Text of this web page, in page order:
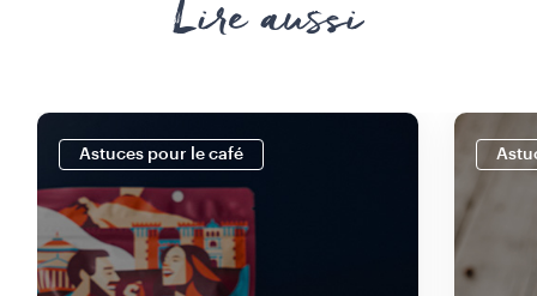
Lire aussi
Astuces pour le café